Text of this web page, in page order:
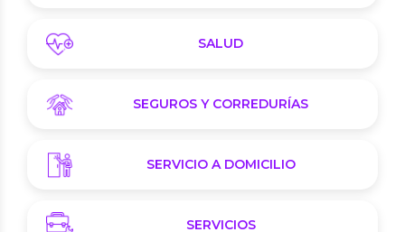
SALUD
SEGUROS Y CORREDURÍAS
SERVICIO A DOMICILIO
SERVICIOS